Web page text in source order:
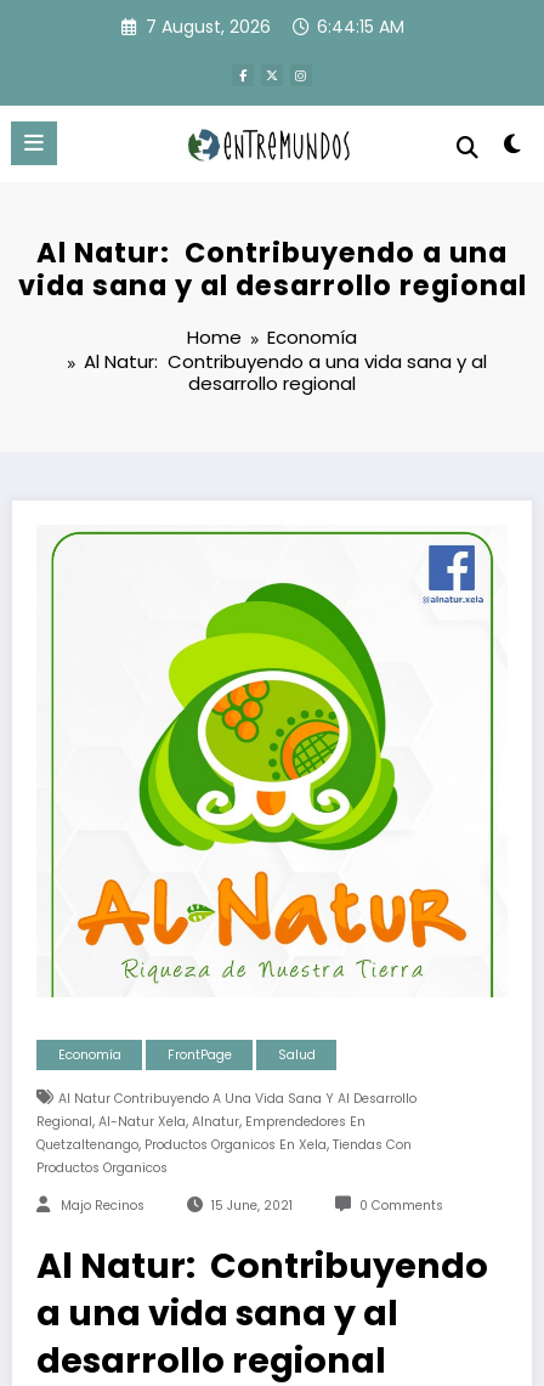
7 August, 2026 6:44:15 AM
Al‌ ‌Natur:‌ ‌ Contribuyendo‌ ‌a‌ ‌una‌
‌vida‌ ‌sana‌ ‌y‌ ‌al‌ ‌desarrollo‌ ‌regional‌
Home
Economía
Al‌ ‌Natur:‌ ‌ Contribuyendo‌ ‌a‌ ‌una‌ ‌vida‌ ‌sana‌ ‌y‌ ‌al‌
‌desarrollo‌ ‌regional‌
Economía FrontPage Salud
Al‌ ‌Natur Contribuyendo‌ ‌a‌ ‌una‌ ‌vida‌ ‌sana‌ ‌y‌ ‌al‌ ‌desarrollo‌
‌regional‌, Al-Natur Xela, Alnatur, Emprendedores En
Quetzaltenango, Productos Organicos En Xela, Tiendas Con
Productos Organicos
Majo Recinos 15 June, 2021 0 Comments
Al‌ ‌Natur:‌ ‌ Contribuyendo‌
‌a‌ ‌una‌ ‌vida‌ ‌sana‌ ‌y‌ ‌al‌
‌desarrollo‌ ‌regional‌